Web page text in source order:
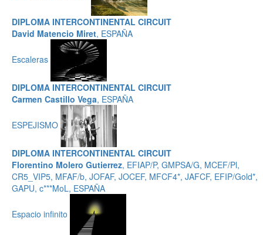
DIPLOMA INTERCONTINENTAL CIRCUIT
David Matencio Miret, ESPAÑA
Escaleras
DIPLOMA INTERCONTINENTAL CIRCUIT
Carmen Castillo Vega, ESPAÑA
ESPEJISMO
DIPLOMA INTERCONTINENTAL CIRCUIT
Florentino Molero Gutierrez, EFIAP/P, GMPSA/G, MCEF/Pl,
CR5_VIP5, MFAF/b, JOFAF, JOCEF, MFCF4*, JAFCF, EFIP/Gold*,
GAPU, c***MoL, ESPAÑA
Espacio infinito